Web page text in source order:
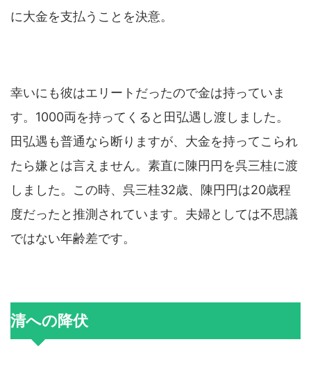
に大金を支払うことを決意。
幸いにも彼はエリートだったので金は持っていま
す。1000両を持ってくると田弘遇し渡しました。
田弘遇も普通なら断りますが、大金を持ってこられ
たら嫌とは言えません。素直に陳円円を呉三桂に渡
しました。この時、呉三桂32歳、陳円円は20歳程
度だったと推測されています。夫婦としては不思議
ではない年齢差です。
清への降伏